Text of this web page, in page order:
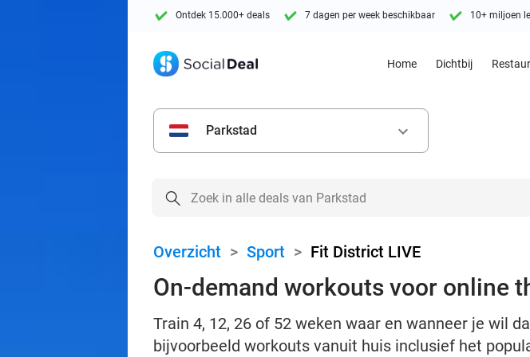
Ontdek 15.000+ deals 7 dagen per week beschikbaar 10+ miljoen
Home Dichtbij
Parkstad keyboard_arrow_down
Overzicht > Sport > Fit District LIVE
On-demand workouts voor online
Train 4, 12, 26 of 52 weken waar en wanneer je wil
bijvoorbeeld workouts vanuit huis inclusief het